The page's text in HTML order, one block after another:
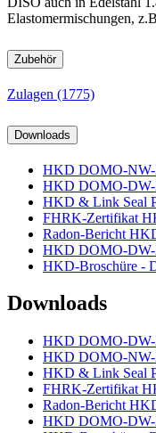
Elastomermischungen,
Zubehör
Zulagen (1775)
Downloads
HKD DOMO-NW-
HKD DOMO-DW-
HKD & Link Seal
FHRK-Zertifikat
Radon-Bericht
HKD DOMO-DW-
HKD-Broschüre -
Downloads
HKD DOMO-DW-
HKD DOMO-NW-
HKD & Link Seal
FHRK-Zertifikat
Radon-Bericht
HKD DOMO-DW-